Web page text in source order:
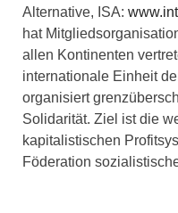
Alternative, ISA:
hat
allen Kontinenten
internationale Einheit
organisiert
Solidarität. Ziel ist die
kapitalistischen
Föderation